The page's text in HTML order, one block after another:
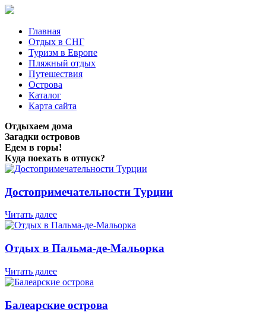
Главная
Отдых в СНГ
Туризм в Европе
Пляжный отдых
Путешествия
Острова
Каталог
Карта сайта
Отдыхаем дома
Загадки островов
Едем в горы!
Куда поехать в отпуск?
Достопримечательности Турции
Читать далее
Отдых в Пальма-де-Мальорка
Читать далее
Балеарские острова